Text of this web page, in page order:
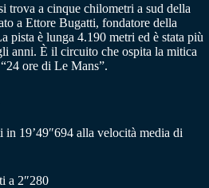
trova a cinque chilometri a sud della
a Ettore Bugatti, fondatore della
pista è lunga 4.190 metri ed è stata più
anni. È il circuito che ospita la mitica
ore di Le Mans”.
in 19’49″694 alla velocità media di
a 2″280